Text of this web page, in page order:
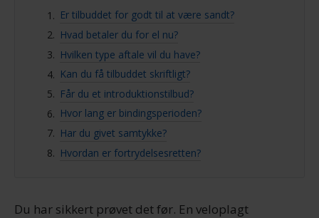
kontaktet, og kend dine rettigheder, hvis du vil
annullere en aftale.
Er tilbuddet for godt til at være sandt?
Hvad betaler du for el nu?
Hvilken type aftale vil du have?
Kan du få tilbuddet skriftligt?
Får du et introduktionstilbud?
Hvor lang er bindingsperioden?
Har du givet samtykke?
Hvordan er fortrydelsesretten?
Du har sikkert prøvet det før. En veloplagt